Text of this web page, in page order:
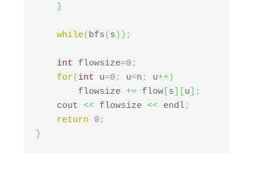
}
while( bfs( s ) ) ;
int flowsize=0 ;
for( int u=0 ; u<n ; u++ )
        flowsize
+= flow s u
;
    cout
<< flowsize << endl;
return
0 ;
}